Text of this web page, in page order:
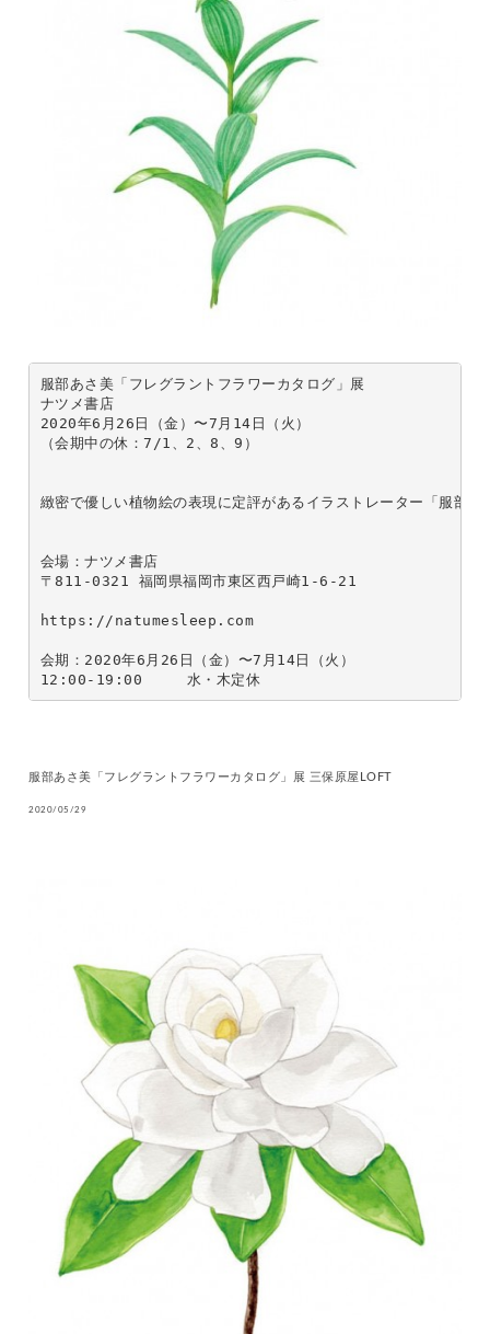
服部あさ美「フレグラントフラワーカタログ」展
ナツメ書店
2020年6月26日（金）〜7月14日（火）
（会期中の休：7/1、2、8、9）
緻密で優しい植物絵の表現に定評があるイラストレーター「服部
会場：ナツメ書店
〒811-0321 福岡県福岡市東区西戸崎1-6-21
https://natumesleep.com
会期：2020年6月26日（金）〜7月14日（火）
12:00-19:00　　　水・木定休
服部あさ美「フレグラントフラワーカタログ」展 三保原屋LOFT
2020/05/29